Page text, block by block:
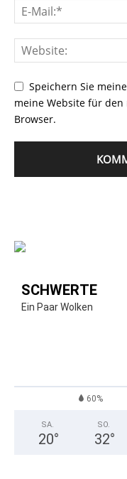
Speichern Sie
meine Website für
Browser.
SCHWERTE
Ein Paar Wolken
60%
SA.
20°
SO.
32°